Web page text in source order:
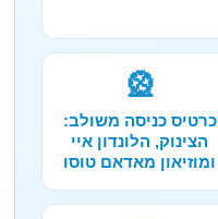
🎡
כרטיס כניסה משולב:
הצינוק, הלונדון איי
ומוזיאון מאדאם טוסו